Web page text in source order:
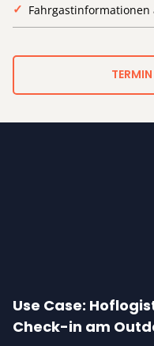
Use Case:
Check-in am